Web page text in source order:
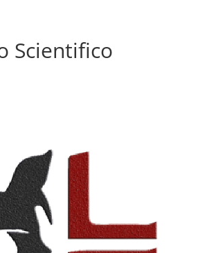
Scientifico